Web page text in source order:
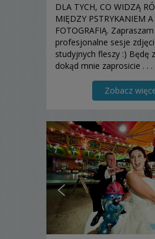
DLA TYCH, CO WIDZĄ
MIĘDZY PSTRYKANIEM A
FOTOGRAFIĄ.
profesjonalne sesje
studyjnych fleszy :) Będę
dokąd mnie zaprosicie . .
otwarty na najbardziej
wyzwania!
Zobacz